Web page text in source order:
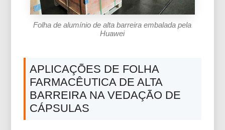
Folha de alumínio de alta barreira embalada pela
Huawei
APLICAÇÕES DE FOLHA
FARMACÊUTICA DE ALTA
BARREIRA NA VEDAÇÃO DE
CÁPSULAS